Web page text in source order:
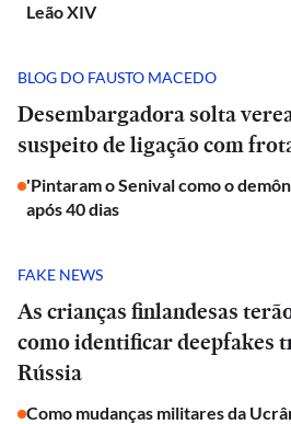
Leão XIV
BLOG DO FAUSTO MACEDO
Desembargadora solta
suspeito de ligação com
'Pintaram o Senival como o
após 40 dias
FAKE NEWS
As crianças finlandesas
como identificar deepfakes
Rússia
Como mudanças militares da